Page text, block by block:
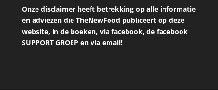
Onze disclaimer heeft betrekking op alle informatie
en adviezen die TheNewFood publiceert op deze
website, in de boeken, via facebook, de facebook
SUPPORT GROEP en via email!